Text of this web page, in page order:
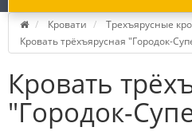
Кровати
Трехъярусные
Кровать трёхъярусная "Городок-
Кровать
"Городок-